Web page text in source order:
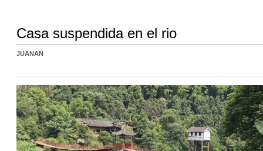
Casa suspendida en el rio
JUANAN